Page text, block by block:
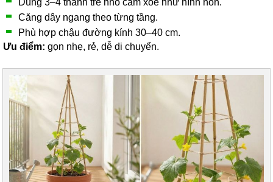
Dùng 3–4 thanh tre nhỏ cắm xoè như hình nón.
Căng dây ngang theo từng tầng.
Phù hợp chậu đường kính 30–40 cm.
Ưu điểm: gọn nhẹ, rẻ, dễ di chuyển.